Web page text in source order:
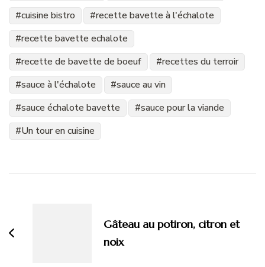
cuisine bistro
recette bavette à l'échalote
recette bavette echalote
recette de bavette de boeuf
recettes du terroir
sauce à l'échalote
sauce au vin
sauce échalote bavette
sauce pour la viande
Un tour en cuisine
Gâteau au potiron, citron et
noix